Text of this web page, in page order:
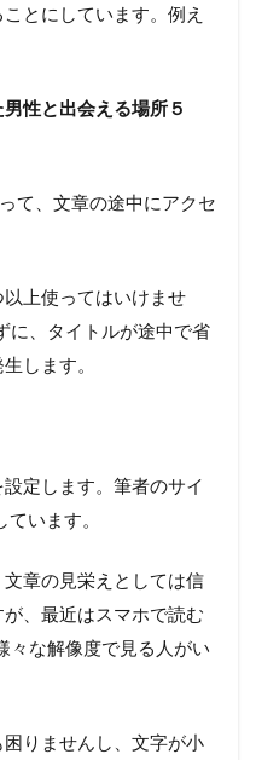
とにしています。例え
性と出会える場所５
て、文章の途中にアクセ
上使ってはいけませ
に、タイトルが途中で省
します。
定します。筆者のサイ
います。
章の見栄えとしては信
、最近はスマホで読む
々な解像度で見る人がい
りませんし、文字が小